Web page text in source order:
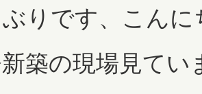
りです、こんに
築の現場見てい